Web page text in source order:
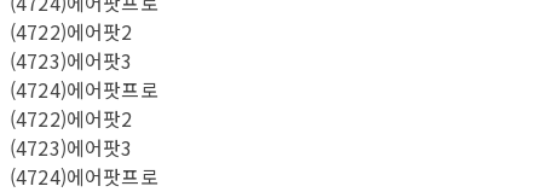
(4722)에어팟2
(4723)에어팟3
(4724)에어팟프로
(4722)에어팟2
(4723)에어팟3
(4724)에어팟프로